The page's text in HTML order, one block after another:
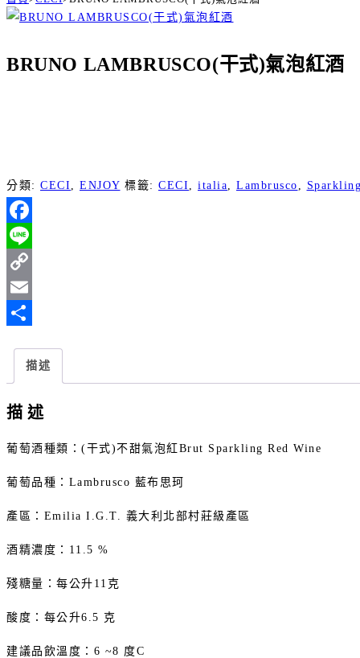
BRUNO LAMBRUSCO(干式)氣泡紅酒
分類: CECI ENJOY 標籤: CECI italia Lambrusco
Facebook
Line
Copy
Link
Email
描述
描述
葡萄酒種類：(干式)不甜氣泡紅Brut Sparkling Red Wine
葡萄品種：Lambrusco 藍布思珂
產區：Emilia I.G.T. 義大利北部村莊級產區
酒精濃度：11.5 %
殘糖量：每公升11克
酸度：每公升6.5 克
建議品飲溫度：6 ~8 度C